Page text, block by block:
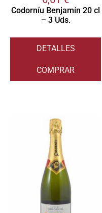
Codorníu Benjamín 20 cl
– 3 Uds.
DETALLES
COMPRAR